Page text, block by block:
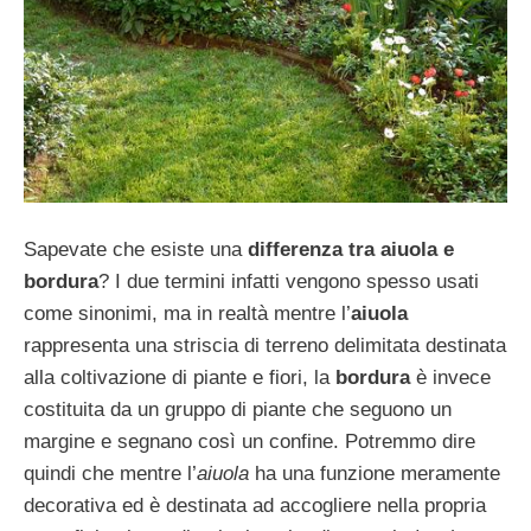
Sapevate che esiste una differenza tra aiuola e
bordura? I due termini infatti vengono spesso usati
come sinonimi, ma in realtà mentre l’aiuola
rappresenta una striscia di terreno delimitata destinata
alla coltivazione di piante e fiori, la borduraè invece
costituita da un gruppo di piante che seguono un
margine e segnano così un confine. Potremmo dire
quindi che mentre l’aiuola ha una funzione meramente
decorativa ed è destinata ad accogliere nella propria